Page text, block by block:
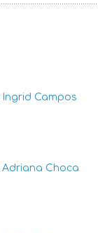
Ingrid Campos
Adriana Choca